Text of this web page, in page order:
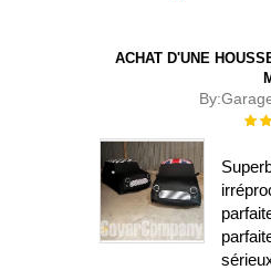
ACHAT D'UNE
By: